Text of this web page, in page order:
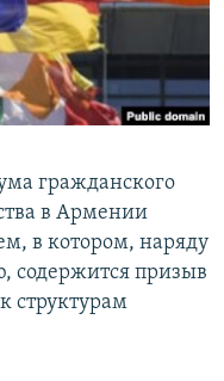
гражданского
в Армении
в котором, наряду
содержится призыв
структурам